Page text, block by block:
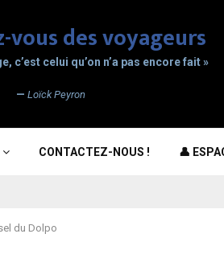
c’est celui qu’on n’a pas encore fait »
— Loïck Peyron
CONTACTEZ-NOUS ! 👤
du Dolpo